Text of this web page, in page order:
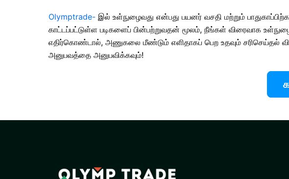
Olymptrade- இல் உள்நுழைவது என்பது பயனர் வசதி மற்றும்
காட்டப்பட்டுள்ள படிகளைப் பின்பற்றுவதன் மூலம், நீங்கள் விரைவாக
எதிர்கொண்டால், அணுகலை மீண்டும் எளிதாகப் பெற உதவும் சரிசெய்தல்
அனுபவத்தை அனுபவிக்கவும்!